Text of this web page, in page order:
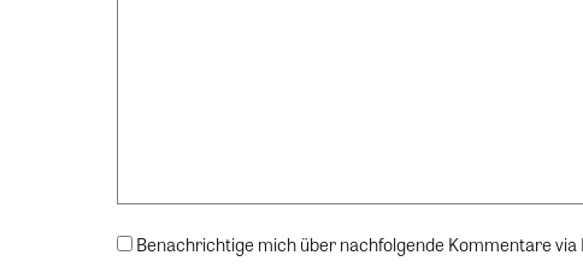
Benachrichtige mich über nachfolgende Kommentare via